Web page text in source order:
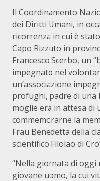
Il Coordinamento
dei Diritti Umani, in
ricorrenza in cui è
Capo Rizzuto in
Francesco Scerbo, un
impegnato nel
un’associazione
profughi, padre di una
moglie era in attesa di
commemorarne la
Frau Benedetta della
scientifico Filolao di
“Nella giornata di oggi
giovane uomo, la cui